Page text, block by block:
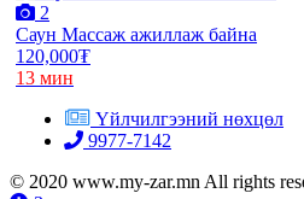
2
Саун Массаж ажиллаж байна
120,000₮
13 мин
Үйлчилгээний нөхцөл
9977-7142
© 2020 www.my-zar.mn All rights